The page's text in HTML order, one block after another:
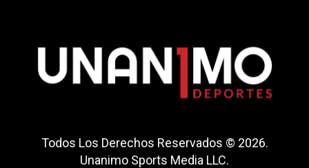
Todos Los Derechos Reservados © 2026.
Unanimo Sports Media LLC.